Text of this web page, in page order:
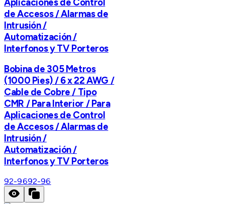
de Accesos / Alarmas de
Intrusión /
Automatización /
Interfonos y TV Porteros
Bobina de 305 Metros
(1000 Pies) / 6 x 22 AWG /
Cable de Cobre / Tipo
CMR / Para Interior / Para
Aplicaciones de Control
de Accesos / Alarmas de
Intrusión /
Automatización /
Interfonos y TV Porteros
92-9692-96